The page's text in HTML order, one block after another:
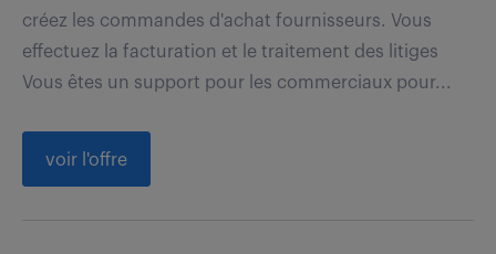
créez les commandes d'achat fournisseurs. Vous
effectuez la facturation et le traitement des litiges
Vous êtes un support pour les commerciaux pour...
voir l'offre